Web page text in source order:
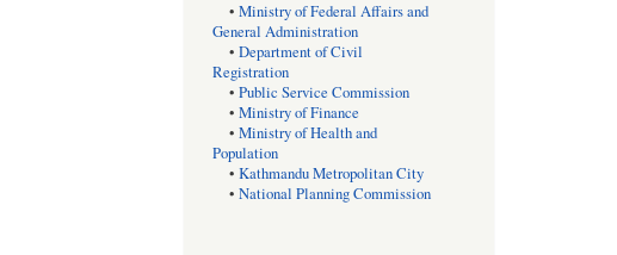
• Ministry of Federal Affairs and
General Administration
• Department of Civil
Registration
• Public Service Commission
• Ministry of Finance
• Ministry of Health and
Population
• Kathmandu Metropolitan City
• National Planning Commission